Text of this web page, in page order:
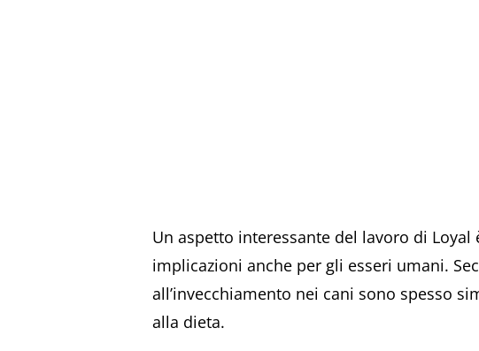
Un aspetto interessante del lavoro di
implicazioni anche per gli esseri umani.
all’invecchiamento nei cani sono spesso
alla dieta.